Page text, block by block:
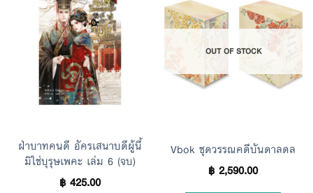
Add to
Wishlist
ฝ่าบาทคนดี อัครเสนาบดีผู้นี้
มิใช่บุรุษเพคะ เล่ม 6 (จบ)
฿425.00
Add to
OUT OF STOCK
Vbok ชุดวรรณคดีบันดาลดล
฿2,590.00